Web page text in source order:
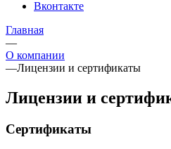
Вконтакте
Главная
—
О компании
—Лицензии и сертификаты
Лицензии и
Сертификаты